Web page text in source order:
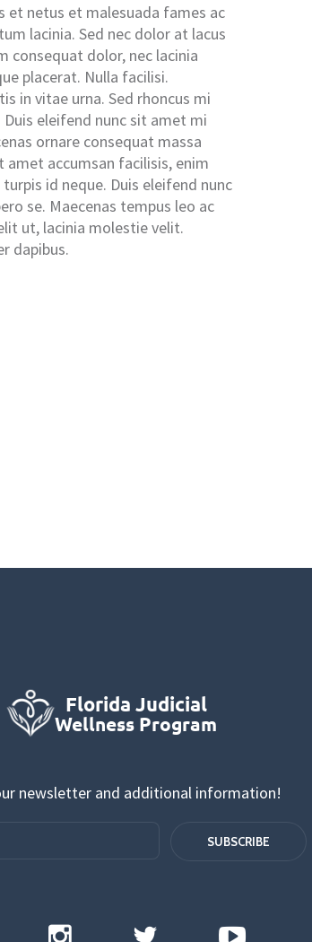
netus et malesuada fames ac
lacinia. Sed nec dolor at lacus
dolor, nec lacinia
placerat. Nulla facilisi.
in vitae urna. Sed rhoncus mi
eleifend nunc sit amet mi
ornare consequat massa
amet accumsan facilisis, enim
id neque. Duis eleifend nunc
se. Maecenas tempus leo ac
ut, lacinia molestie velit.
dapibus.
newsletter and additional information!